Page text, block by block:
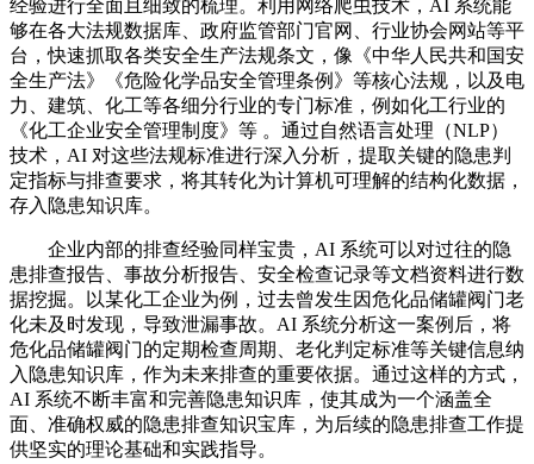
经验进行全面且细致的梳理。利用网络爬虫技术，AI 系统能
够在各大法规数据库、政府监管部门官网、行业协会网站等平
台，快速抓取各类安全生产法规条文，像《中华人民共和国安
全生产法》《危险化学品安全管理条例》等核心法规，以及电
力、建筑、化工等各细分行业的专门标准，例如化工行业的
《化工企业安全管理制度》等 。通过自然语言处理（NLP）
技术，AI 对这些法规标准进行深入分析，提取关键的隐患判
定指标与排查要求，将其转化为计算机可理解的结构化数据，
存入隐患知识库。
企业内部的排查经验同样宝贵，AI 系统可以对过往的隐
患排查报告、事故分析报告、安全检查记录等文档资料进行数
据挖掘。以某化工企业为例，过去曾发生因危化品储罐阀门老
化未及时发现，导致泄漏事故。AI 系统分析这一案例后，将
危化品储罐阀门的定期检查周期、老化判定标准等关键信息纳
入隐患知识库，作为未来排查的重要依据。通过这样的方式，
AI 系统不断丰富和完善隐患知识库，使其成为一个涵盖全
面、准确权威的隐患排查知识宝库，为后续的隐患排查工作提
供坚实的理论基础和实践指导。